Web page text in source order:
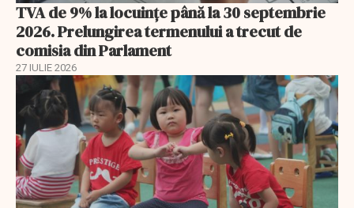
TVA de 9% la locuințe până la 30 septembrie
2026. Prelungirea termenului a trecut de
comisia din Parlament
27 IULIE 2026